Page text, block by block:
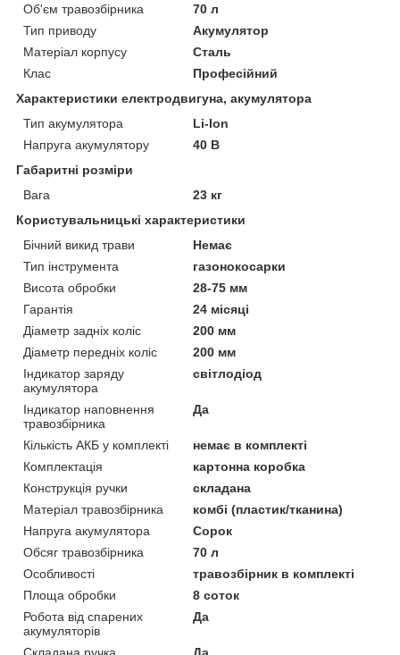
Об'єм травозбірника
70 л
Тип приводу
Акумулятор
Матеріал корпусу
Сталь
Клас
Професійний
Характеристики електродвигуна, акумулятора
Тип акумулятора
Li-Ion
Напруга акумулятору
40 В
Габаритні розміри
Вага
23 кг
Користувальницькі характеристики
Бічний викид трави
Немає
Тип інструмента
газонокосарки
Висота обробки
28-75 мм
Гарантія
24 місяці
Діаметр задніх коліс
200 мм
Діаметр передніх коліс
200 мм
Індикатор заряду
акумулятора
світлодіод
Індикатор наповнення
травозбірника
Да
Кількість АКБ у комплекті
немає в комплекті
Комплектація
картонна коробка
Конструкція ручки
складана
Матеріал травозбірника
комбі (пластик/тканина)
Напруга акумулятора
Сорок
Обсяг травозбірника
70 л
Особливості
травозбірник в комплекті
Площа обробки
8 соток
Робота від спарених
акумуляторів
Да
Складана ручка Да